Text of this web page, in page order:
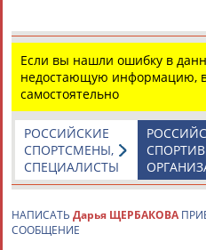
АБДРАХМАНОВАБДРАХМАНОВА
Рамазан
АБДУЛАЕВ
Тагир
АБДУЛАЕВ
Камалудин
Если вы нашли ошибку в
недостающую информацию,
самостоятельно
РОССИЙСКИЕ
СПОРТСМЕНЫ,
СПЕЦИАЛИСТЫ
НАПИСАТЬ Дарья ЩЕРБАКОВА
СООБЩЕНИЕ